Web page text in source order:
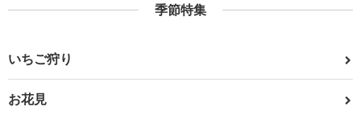
季節特集
いちご狩り
お花見